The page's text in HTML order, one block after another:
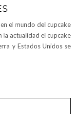
el mundo del cupcake
la actualidad el cupcake
y Estados Unidos se